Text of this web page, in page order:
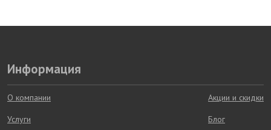
Информация
О компании
Услуги
Акции и скидки
Блог